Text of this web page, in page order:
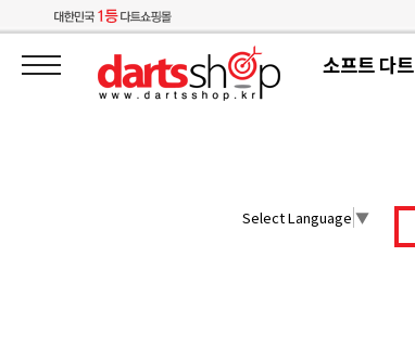
소프트 다트
Select Language ▼